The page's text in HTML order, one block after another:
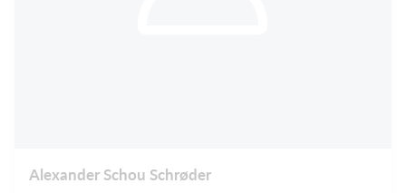
Alexander Schou Schrøder